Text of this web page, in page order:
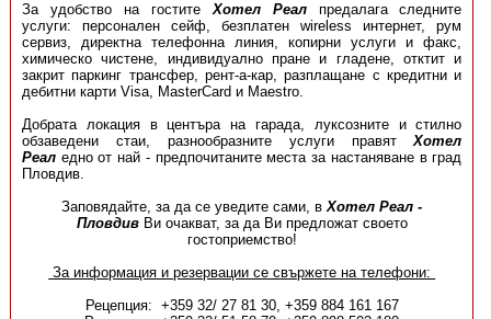
За удобство на гоститеХотел Реалпредалага следните
услуги: персонален сейф, безплатен wireless интернет, рум
сервиз, директна телефонна линия, копирни услуги и факс,
химическо чистене, индивидуално пране и гладене, отктит и
закрит паркинг трансфер, рент-а-кар, разплащане с кредитни и
дебитни карти Visa, MasterCard и Maestro.
Добрата локация в центъра на гарада, луксозните и стилно
обзаведени стаи, разнообразните услуги правятХотел
Реаледно от най - предпочитаните места за настаняване в град
Пловдив.
Заповядайте, за да се уведите сами, вХотел Реал -
ПловдивВи очакват, за да Ви предложат своето
гостоприемство!
За информация и резервации се свържете на телефони:
Рецепция: +359 32/ 27 81 30, +359 884 161 167